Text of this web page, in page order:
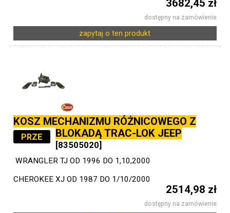
3682,45 zł
dostępny na zamówienie
zapytaj o ten produkt
KOSZ MECHANIZMU RÓŻNICOWEGO Z
BLOKADĄ TRAC-LOK JEEP
PRZE
[83505020]
WRANGLER TJ OD 1996 DO 1,10,2000
CHEROKEE XJ OD 1987 DO 1/10/2000
2514,98 zł
dostępny na zamówienie